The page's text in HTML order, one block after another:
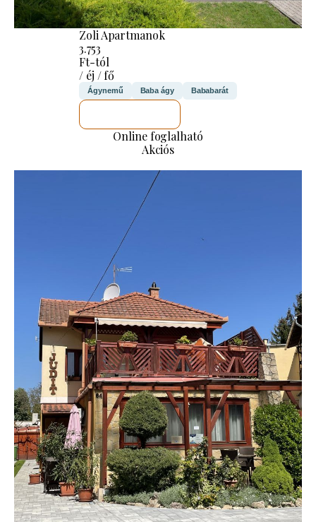
Zoli Apartmanok
3.753
Ft-tól
/ éj / fő
Ágynemű Baba ágy Bababarát
Online foglalható
Akciós